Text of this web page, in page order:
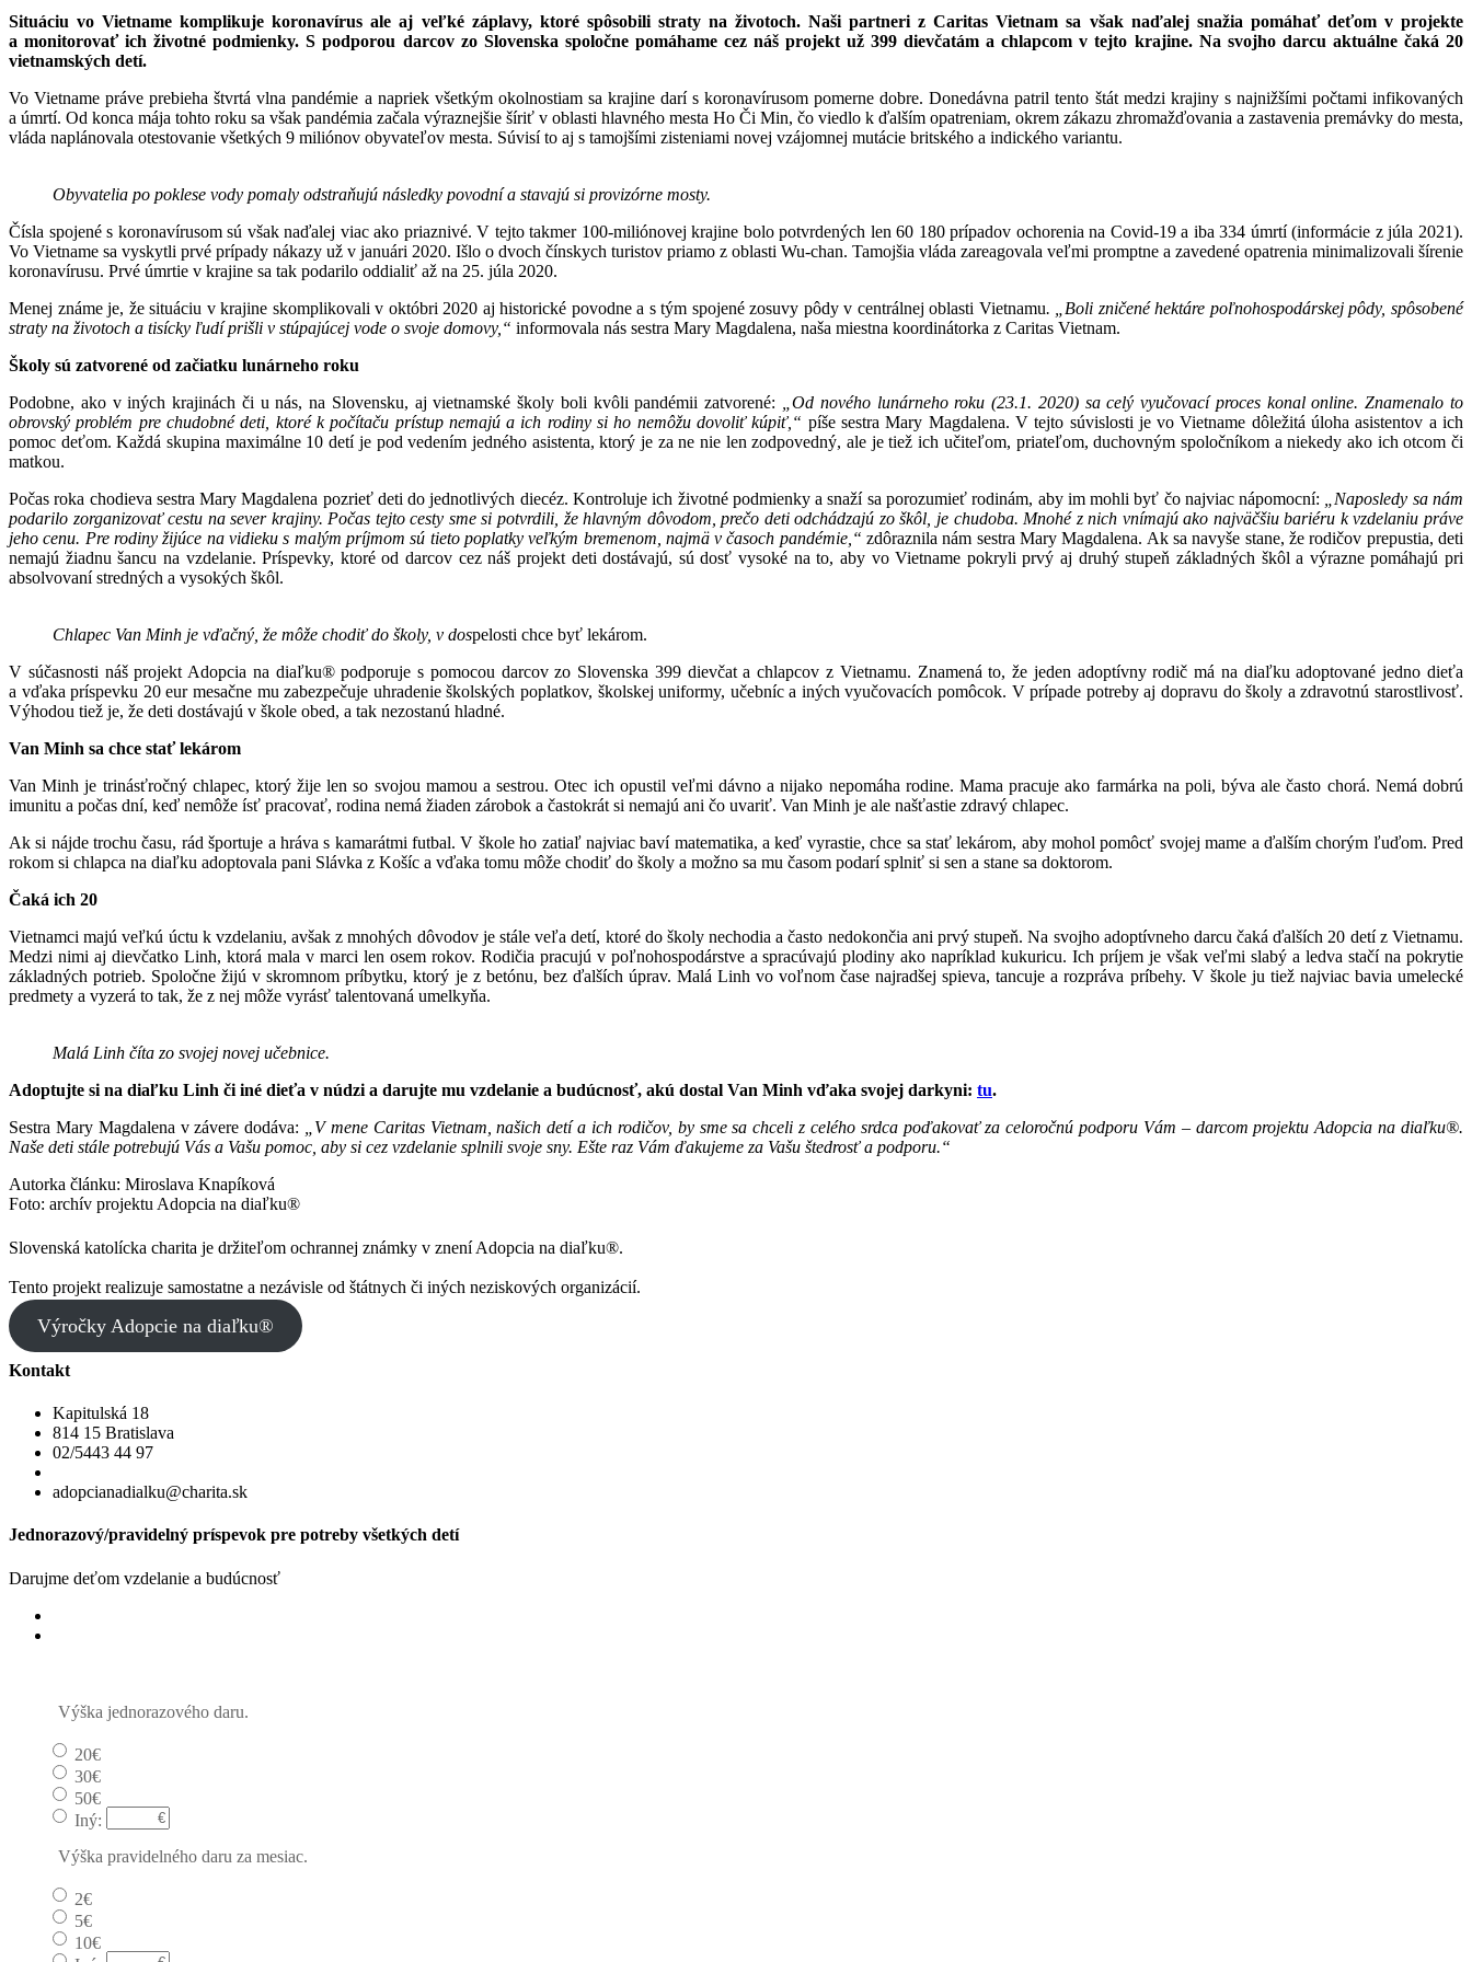
Situáciu vo Vietname komplikuje koronavírus ale aj veľké záplavy, ktoré spôsobili straty na životoch. Naši partneri z Caritas Vietnam sa však naďalej snažia pomáhať deťom v projekte
a monitorovať ich životné podmienky. S podporou darcov zo Slovenska spoločne pomáhame cez náš projekt už 399 dievčatám a chlapcom v tejto krajine. Na svojho darcu aktuálne čaká 20
vietnamských detí.
Vo Vietname práve prebieha štvrtá vlna pandémie a napriek všetkým okolnostiam sa krajine darí s koronavírusom pomerne dobre. Donedávna patril tento štát medzi krajiny s najnižšími počtami infikovaných
a úmrtí. Od konca mája tohto roku sa však pandémia začala výraznejšie šíriť v oblasti hlavného mesta Ho Či Min, čo viedlo k ďalším opatreniam, okrem zákazu zhromažďovania a zastavenia premávky do mesta,
vláda naplánovala otestovanie všetkých 9 miliónov obyvateľov mesta. Súvisí to aj s tamojšími zisteniami novej vzájomnej mutácie britského a indického variantu.
Obyvatelia po poklese vody pomaly odstraňujú následky povodní a stavajú si provizórne mosty.
Čísla spojené s koronavírusom sú však naďalej viac ako priaznivé. V tejto takmer 100-miliónovej krajine bolo potvrdených len 60 180 prípadov ochorenia na Covid-19 a iba 334 úmrtí (informácie z júla 2021).
Vo Vietname sa vyskytli prvé prípady nákazy už v januári 2020. Išlo o dvoch čínskych turistov priamo z oblasti Wu-chan. Tamojšia vláda zareagovala veľmi promptne a zavedené opatrenia minimalizovali šírenie
koronavírusu. Prvé úmrtie v krajine sa tak podarilo oddialiť až na 25. júla 2020.
Menej známe je, že situáciu v krajine skomplikovali v októbri 2020 aj historické povodne a s tým spojené zosuvy pôdy v centrálnej oblasti Vietnamu. „Boli zničené hektáre poľnohospodárskej pôdy, spôsobené
straty na životoch a tisícky ľudí prišli v stúpajúcej vode o svoje domovy,“ informovala nás sestra Mary Magdalena, naša miestna koordinátorka z Caritas Vietnam.
Školy sú zatvorené od začiatku lunárneho roku
Podobne, ako v iných krajinách či u nás, na Slovensku, aj vietnamské školy boli kvôli pandémii zatvorené:
„Od nového lunárneho roku (23.1. 2020) sa celý vyučovací proces konal online. Znamenalo to
obrovský problém pre chudobné deti, ktoré k počítaču prístup nemajú a ich rodiny si ho nemôžu dovoliť kúpiť,“ píše sestra Mary Magdalena. V tejto súvislosti je vo Vietname dôležitá úloha asistentov a ich
pomoc deťom. Každá skupina maximálne 10 detí je pod vedením jedného asistenta, ktorý je za ne nie len zodpovedný, ale je tiež ich učiteľom, priateľom, duchovným spoločníkom a niekedy ako ich otcom či
matkou.
Počas roka chodieva sestra Mary Magdalena pozrieť deti do jednotlivých diecéz. Kontroluje ich životné podmienky a snaží sa porozumieť rodinám, aby im mohli byť čo najviac nápomocní:
„Naposledy sa nám
podarilo zorganizovať cestu na sever krajiny. Počas tejto cesty sme si potvrdili, že hlavným dôvodom, prečo deti odchádzajú zo škôl, je chudoba. Mnohé z nich vnímajú ako najväčšiu bariéru k vzdelaniu práve
jeho cenu. Pre rodiny žijúce na vidieku s malým príjmom sú tieto poplatky veľkým bremenom, najmä v časoch pandémie,“zdôraznila nám sestra Mary Magdalena. Ak sa navyše stane, že rodičov prepustia, deti
nemajú žiadnu šancu na vzdelanie. Príspevky, ktoré od darcov cez náš projekt deti dostávajú, sú dosť vysoké na to, aby vo Vietname pokryli prvý aj druhý stupeň základných škôl a výrazne pomáhajú pri
absolvovaní stredných a vysokých škôl.
Chlapec Van Minh je vďačný, že môže chodiť do školy, v dospelosti chce byť lekárom.
V súčasnosti náš projekt Adopcia na diaľku® podporuje s pomocou darcov zo Slovenska 399 dievčat a chlapcov z Vietnamu. Znamená to, že jeden adoptívny rodič má na diaľku adoptované jedno dieťa
a vďaka príspevku 20 eur mesačne mu zabezpečuje uhradenie školských poplatkov, školskej uniformy, učebníc a iných vyučovacích pomôcok. V prípade potreby aj dopravu do školy a zdravotnú starostlivosť.
Výhodou tiež je, že deti dostávajú v škole obed, a tak nezostanú hladné.
Van Minh sa chce stať lekárom
Van Minh je trinásťročný chlapec, ktorý žije len so svojou mamou a sestrou. Otec ich opustil veľmi dávno a nijako nepomáha rodine. Mama pracuje ako farmárka na poli, býva ale často chorá. Nemá dobrú
imunitu a počas dní, keď nemôže ísť pracovať, rodina nemá žiaden zárobok a častokrát si nemajú ani čo uvariť. Van Minh je ale našťastie zdravý chlapec.
Ak si nájde trochu času, rád športuje a hráva s kamarátmi futbal. V škole ho zatiaľ najviac baví matematika, a keď vyrastie, chce sa stať lekárom, aby mohol pomôcť svojej mame a ďalším chorým ľuďom. Pred
rokom si chlapca na diaľku adoptovala pani Slávka z Košíc a vďaka tomu môže chodiť do školy a možno sa mu časom podarí splniť si sen a stane sa doktorom.
Čaká ich 20
Vietnamci majú veľkú úctu k vzdelaniu, avšak z mnohých dôvodov je stále veľa detí, ktoré do školy nechodia a často nedokončia ani prvý stupeň. Na svojho adoptívneho darcu čaká ďalších 20 detí z Vietnamu.
Medzi nimi aj dievčatko Linh, ktorá mala v marci len osem rokov. Rodičia pracujú v poľnohospodárstve a spracúvajú plodiny ako napríklad kukuricu. Ich príjem je však veľmi slabý a ledva stačí na pokrytie
základných potrieb. Spoločne žijú v skromnom príbytku, ktorý je z betónu, bez ďalších úprav. Malá Linh vo voľnom čase najradšej spieva, tancuje a rozpráva príbehy. V škole ju tiež najviac bavia umelecké
predmety a vyzerá to tak, že z nej môže vyrásť talentovaná umelkyňa.
Malá Linh číta zo svojej novej učebnice.
Adoptujte si na diaľku Linh či iné dieťa v núdzi a darujte mu vzdelanie a budúcnosť, akú dostal Van Minh vďaka svojej darkyni: tu.
Sestra Mary Magdalena v závere dodáva:
„V mene Caritas Vietnam, našich detí a ich rodičov, by sme sa chceli z celého srdca poďakovať za celoročnú podporu Vám – darcom projektu Adopcia na diaľku®.
Naše deti stále potrebujú Vás a Vašu pomoc, aby si cez vzdelanie splnili svoje sny. Ešte raz Vám ďakujeme za Vašu štedrosť a podporu.“
Autorka článku: Miroslava Knapíková
Foto: archív projektu Adopcia na diaľku®
Slovenská katolícka charita je držiteľom ochrannej známky v znení Adopcia na diaľku®.
Tento projekt realizuje samostatne a nezávisle od štátnych či iných neziskových organizácií.
Výročky Adopcie na diaľku®
Kontakt
Kapitulská 18
814 15 Bratislava
02/5443 44 97
adopcianadialku@charita.sk
Jednorazový/pravidelný príspevok pre potreby všetkých detí
Darujme deťom vzdelanie a budúcnosť
Výška jednorazového daru.
20€
30€
50€
Iný:
Výška pravidelného daru za mesiac.
2€
5€
10€